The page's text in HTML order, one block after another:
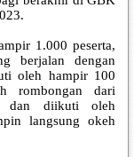
1.000 peserta,
berjalan dengan
oleh hampir 100
rombongan dari
dan diikuti oleh
langsung okeh